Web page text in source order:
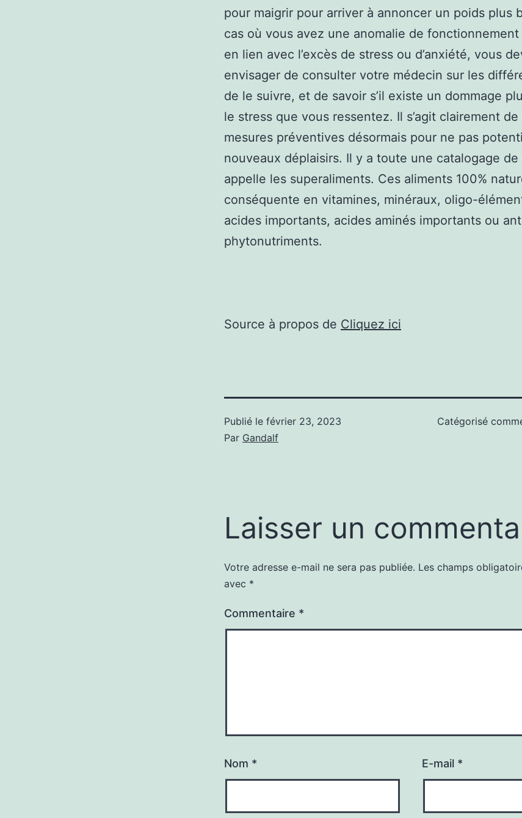
pour maigrir pour arriver à annoncer un poids plus
cas où vous avez une anomalie de
en lien avec l’excès de stress ou d’anxiété, vous
envisager de consulter votre médecin sur les
de le suivre, et de savoir s’il existe un dommage
le stress que vous ressentez. Il s’agit clairement
mesures préventives désormais pour ne pas
nouveaux déplaisirs. Il y a toute une catalogage de
appelle les superaliments. Ces aliments 100%
conséquente en vitamines, minéraux, oligo-
acides importants, acides aminés importants ou
phytonutriments.
Source à propos de Cliquez ici
Publié le février 23, 2023
Par Gandalf
Catégorisé
Laisser un
Votre adresse e-mail ne sera pas publiée. Les champs
avec *
Commentaire *
Nom * E-mail *